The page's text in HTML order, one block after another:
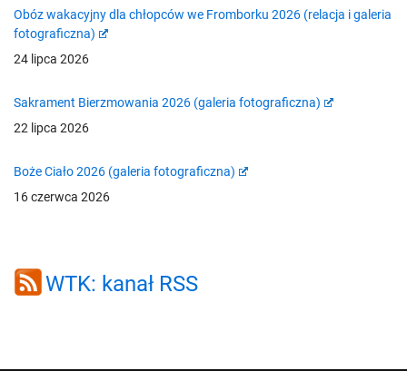
Obóz wakacyjny dla chłopców we Fromborku 2026 (relacja i galeria
fotograficzna)
24 lipca 2026
Sakrament Bierzmowania 2026 (galeria fotograficzna)
22 lipca 2026
Boże Ciało 2026 (galeria fotograficzna)
16 czerwca 2026
WTK: kanał RSS